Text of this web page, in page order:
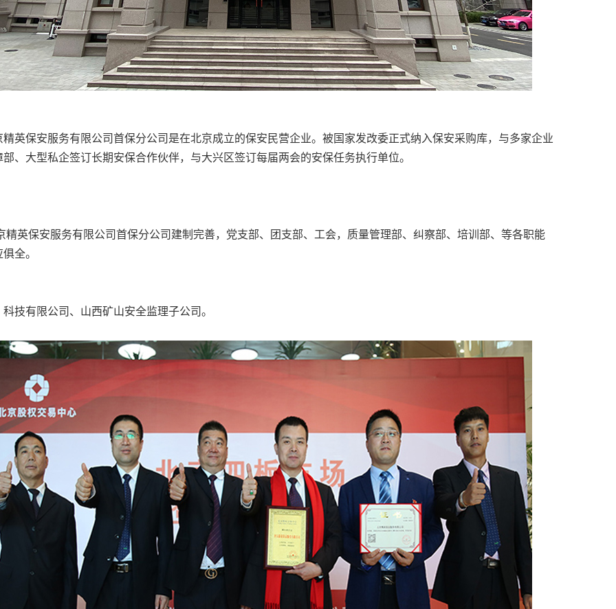
精英保安服务有限公司首保分公司是在北京成立的保安民营企业。被国家发改委正式纳入保安采购库，与多家企业
部、大型私企签订长期安保合作伙伴，与大兴区签订每届两会的安保任务执行单位。
精英保安服务有限公司首保分公司建制完善，党支部、团支部、工会，质量管理部、纠察部、培训部、等各职能
全。
技有限公司、山西矿山安全监理子公司。